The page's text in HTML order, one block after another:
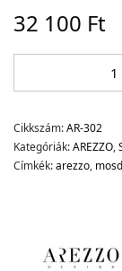
32 100 Ft
Cikkszám:AR-302
Kategóriák:AREZZO,
Címkék:arezzo,